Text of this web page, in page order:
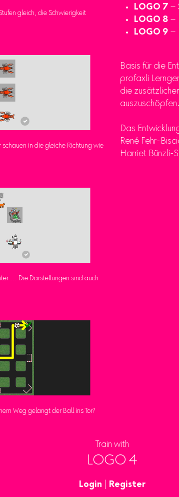
gleich, die Schwierigkeit
in die gleiche Richtung wie
… Die Darstellungen sind auch
Weg gelangt der Ball ins Tor?
LOGO 7 –
LOGO 8 –
LOGO 9 –
Basis für die
profaxli
die
auszuschöpfen.
Das
René Fehr-
Harriet Bünzli-
Train with
LOGO 4
Login Register